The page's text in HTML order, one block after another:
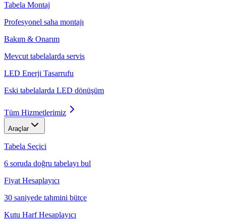
Tabela Montaj
Profesyonel saha montajı
Bakım & Onarım
Mevcut tabelalarda servis
LED Enerji Tasarrufu
Eski tabelalarda LED dönüşüm
Tüm Hizmetlerimiz
Araçlar
Tabela Seçici
6 soruda doğru tabelayı bul
Fiyat Hesaplayıcı
30 saniyede tahmini bütçe
Kutu Harf Hesaplayıcı